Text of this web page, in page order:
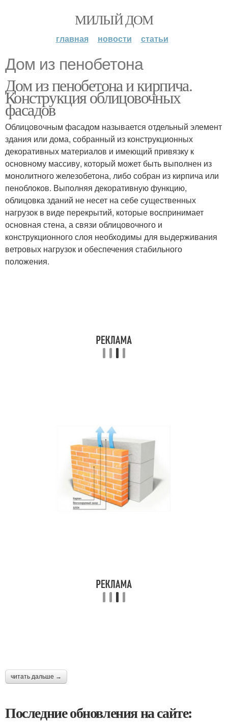
МИЛЫЙ ДОМ
главная новости статьи
Дом из пенобетона
Дом из пенобетона и кирпича.
Конструкция облицовочных
фасадов
Облицовочным фасадом называется отдельный элемент
здания или дома, собранный из конструкционных
декоративных материалов и имеющий привязку к
основному массиву, который может быть выполнен из
монолитного железобетона, либо собран из кирпича или
пеноблоков. Выполняя декоративную функцию,
облицовка зданий не несет на себе существенных
нагрузок в виде перекрытий, которые воспринимает
основная стена, а связи облицовочного и
конструкционного слоя необходимы для выдерживания
ветровых нагрузок и обеспечения стабильного
положения.
читать дальше →
Последние обновления на сайте: